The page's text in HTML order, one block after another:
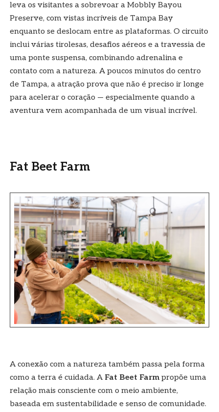
leva os visitantes a sobrevoar a Mobbly Bayou
Preserve, com vistas incríveis de Tampa Bay
enquanto se deslocam entre as plataformas. O circuito
inclui várias tirolesas, desafios aéreos e a travessia de
uma ponte suspensa, combinando adrenalina e
contato com a natureza. A poucos minutos do centro
de Tampa, a atração prova que não é preciso ir longe
para acelerar o coração — especialmente quando a
aventura vem acompanhada de um visual incrível.
Fat Beet Farm
A conexão com a natureza também passa pela forma
como a terra é cuidada. A Fat Beet Farmpropõe uma
relação mais consciente com o meio ambiente,
baseada em sustentabilidade e senso de comunidade.